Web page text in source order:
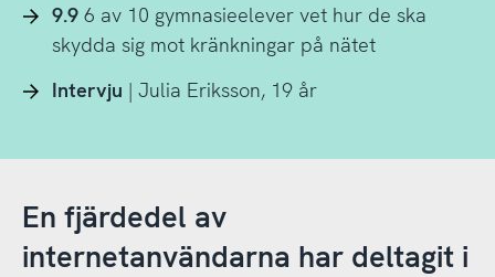
9.96 av 10 gymnasieelever vet hur de ska
skydda sig mot kränkningar på nätet
Intervju | Julia Eriksson, 19 år
En fjärdedel av
internetanvändarna har deltagit i